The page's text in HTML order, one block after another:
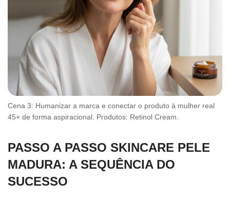
Cena 3: Humanizar a marca e conectar o produto à mulher real
45+ de forma aspiracional. Produtos: Retinol Cream.
PASSO A PASSO SKINCARE PELE
MADURA: A SEQUÊNCIA DO
SUCESSO